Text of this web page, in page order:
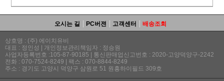
오시는 길 PC버젼 고객센터 배송조회
상호명 : (주) 에이치유비
대표 : 정인성 | 개인정보관리책임자 : 정승원
사업자등록번호 :105-87-90185 | 통신판매업신고번호 : 2020-고양덕양구-2242
전화 : 070-7524-8249 | 팩스 : 070-8844-8249
주소 : 경기도 고양시 덕양구 삼원로 51 원흥하이필드 309호